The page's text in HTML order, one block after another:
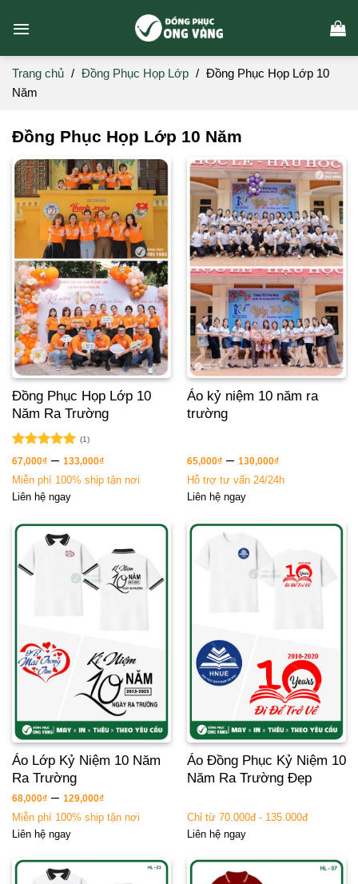
Trang chủ / Đồng Phục Họp Lớp / Đồng Phục Họp Lớp 10
Năm
Đồng Phục Họp Lớp 10 Năm
Đồng Phục Họp Lớp 10
Năm Ra Trường
Được xếp
hạng
5 sao
(1)
67,000₫– 133,000₫
Miễn phí 100% ship tận nơi
Liên hệ ngay
Áo kỷ niệm 10 năm ra
trường
65,000₫– 130,000₫
Hỗ trợ tư vấn 24/24h
Liên hệ ngay
Áo Lớp Kỷ Niệm 10 Năm
Ra Trường
68,000₫– 129,000₫
Miễn phí 100% ship tận nơi
Liên hệ ngay
Áo Đồng Phục Kỷ Niệm 10
Năm Ra Trường Đẹp
Chỉ từ 70.000đ - 135.000đ
Liên hệ ngay